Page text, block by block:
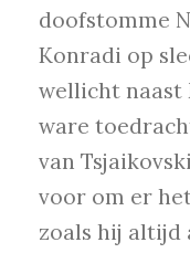
doofstomme
Konradi op
wellicht naast
ware
van
voor om er
zoals hij altijd